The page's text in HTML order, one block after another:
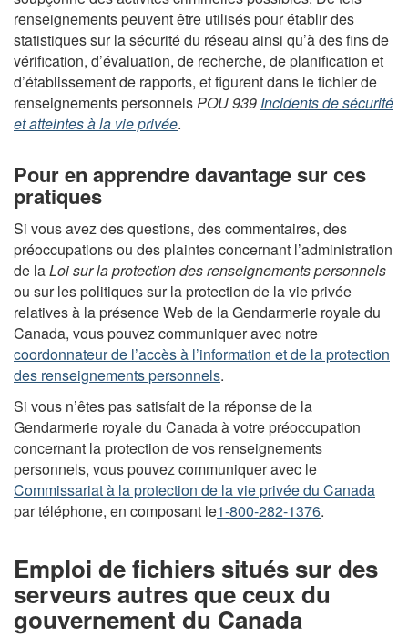
renseignements peuvent être utilisés pour établir des
statistiques sur la sécurité du réseau ainsi qu’à des fins de
vérification, d’évaluation, de recherche, de planification et
d’établissement de rapports, et figurent dans le fichier de
renseignements personnelsPOU 939 Incidents de sécurité
et atteintes à la vie privée.
Pour en apprendre davantage sur ces
pratiques
Si vous avez des questions, des commentaires, des
préoccupations ou des plaintes concernant l’administration
de laLoi sur la protection des renseignements personnels
ou sur les politiques sur la protection de la vie privée
relatives à la présence Web de la Gendarmerie royale du
Canada, vous pouvez communiquer avec notre
coordonnateur de l’accès à l’information et de la protection
des renseignements personnels.
Si vous n’êtes pas satisfait de la réponse de la
Gendarmerie royale du Canada à votre préoccupation
concernant la protection de vos renseignements
personnels, vous pouvez communiquer avec le
Commissariat à la protection de la vie privée du Canada
par téléphone, en composant le1-800-282-1376.
Emploi de fichiers situés sur des
serveurs autres que ceux du
gouvernement du Canada